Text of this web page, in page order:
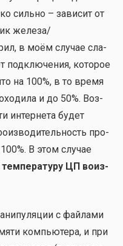
силь­но – зави­сит от
железа/
в моём слу­чае сла­
под­клю­че­ния, кото­рое
на 100%, в то вре­мя
и до 50%. Воз­
интер­не­та будет
про­
В этом слу­чае
тем­пе­ра­ту­ру ЦП воиз­
с фай­ла­ми
ком­пью­те­ра, и при